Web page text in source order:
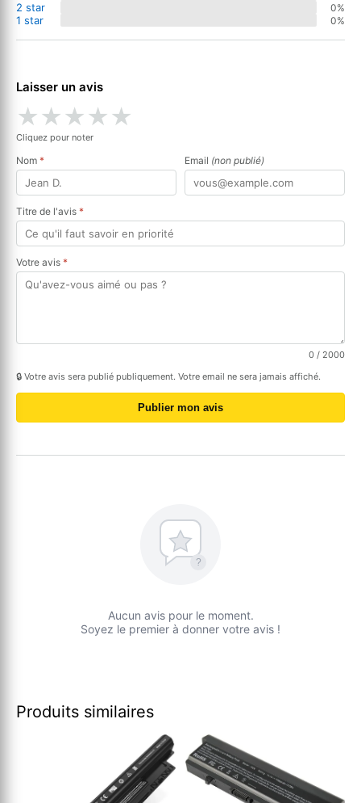
2 star 0%
1 star 0%
Laisser un avis
★★★★★
Cliquez pour noter
Nom * Email (non publié)
Titre de l'avis *
Votre avis *
0 / 2000
🔒 Votre avis sera publié publiquement. Votre email ne sera jamais affiché.
Publier mon avis
?
Aucun avis pour le moment.
Soyez le premier à donner votre avis !
Produits similaires